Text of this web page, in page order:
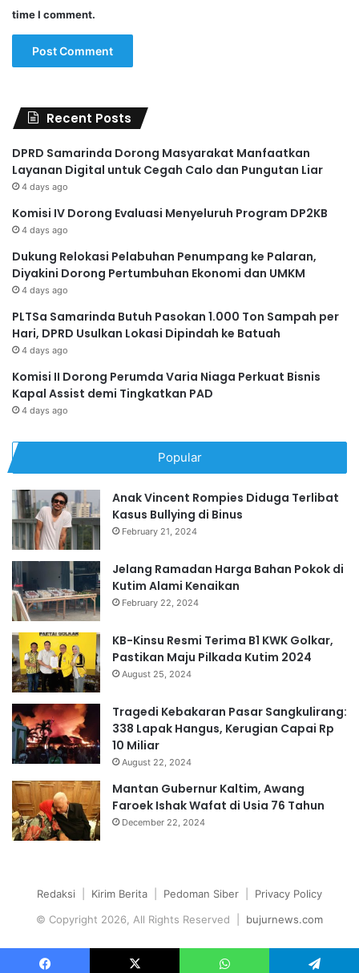
time I comment.
Recent Posts
DPRD Samarinda Dorong Masyarakat Manfaatkan
Layanan Digital untuk Cegah Calo dan Pungutan Liar
4 days ago
Komisi IV Dorong Evaluasi Menyeluruh Program DP2KB
4 days ago
Dukung Relokasi Pelabuhan Penumpang ke Palaran,
Diyakini Dorong Pertumbuhan Ekonomi dan UMKM
4 days ago
PLTSa Samarinda Butuh Pasokan 1.000 Ton Sampah per
Hari, DPRD Usulkan Lokasi Dipindah ke Batuah
4 days ago
Komisi II Dorong Perumda Varia Niaga Perkuat Bisnis
Kapal Assist demi Tingkatkan PAD
4 days ago
Popular
Anak Vincent Rompies Diduga Terlibat
Kasus Bullying di Binus
February 21, 2024
Jelang Ramadan Harga Bahan Pokok di
Kutim Alami Kenaikan
February 22, 2024
KB-Kinsu Resmi Terima B1 KWK Golkar,
Pastikan Maju Pilkada Kutim 2024
August 25, 2024
Tragedi Kebakaran Pasar Sangkulirang:
338 Lapak Hangus, Kerugian Capai Rp
10 Miliar
August 22, 2024
Mantan Gubernur Kaltim, Awang
Faroek Ishak Wafat di Usia 76 Tahun
December 22, 2024
Redaksi Kirim Berita Pedoman Siber
Privacy Policy
© Copyright 2026, All Rights Reserved | bujurnews.com